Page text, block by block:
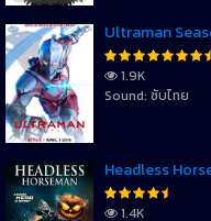
Ultraman
1.9K
Sound: ซับไทย
Headless
1.4K